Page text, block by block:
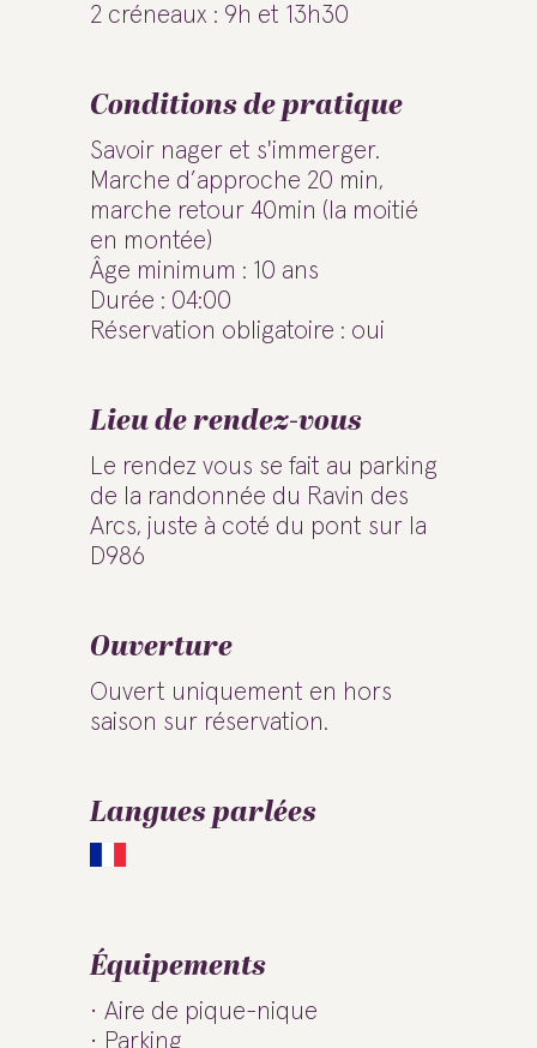
2 créneaux : 9h et 13h30
Conditions de pratique
Savoir nager et s'immerger.
Marche d’approche 20 min,
marche retour 40min (la moitié
en montée)
Âge minimum : 10 ans
Durée : 04:00
Réservation obligatoire : oui
Lieu de rendez-vous
Le rendez vous se fait au parking
de la randonnée du Ravin des
Arcs, juste à coté du pont sur la
D986
Ouverture
Ouvert uniquement en hors
saison sur réservation.
Langues parlées
Équipements
Aire de pique-nique
Parking